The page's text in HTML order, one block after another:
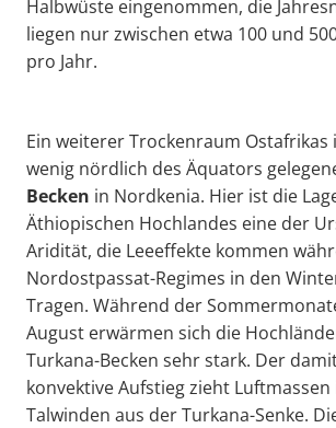
Halbwüste eingenommen, die
liegen nur zwischen etwa 100 und
pro Jahr.
Ein weiterer Trockenraum Ostafrikas
wenig nördlich des Äquators
Becken in Nordkenia. Hier ist die
Äthiopischen Hochlandes eine der
Aridität, die Leeeffekte kommen
Nordostpassat-Regimes in den
Tragen. Während der
August erwärmen sich die
Turkana-Becken sehr stark. Der
konvektive Aufstieg zieht
Talwinden aus der Turkana-Senke.